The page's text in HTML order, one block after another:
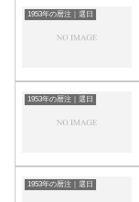
1953年の暦注｜選日
1953年の暦注｜選日
1953年の暦注｜選日